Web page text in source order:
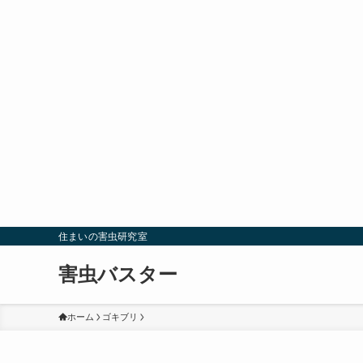
住まいの害虫研究室
害虫バスター
ホーム ゴキブリ